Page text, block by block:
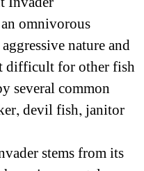
omnivorous
nature and
difficult for other fish
several common
devil fish, janitor
stems from its